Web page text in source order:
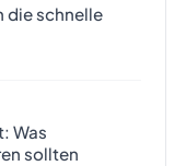
die schnelle
Was
sollten